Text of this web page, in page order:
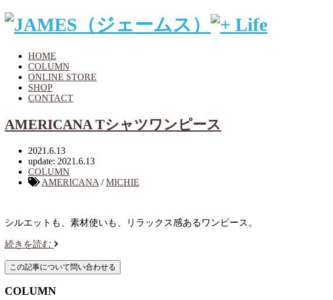
HOME
COLUMN
ONLINE STORE
SHOP
CONTACT
AMERICANA Tシャツワンピース
2021.6.13
update: 2021.6.13
COLUMN
AMERICANA /MICHIE
シルエットも、素材使いも、リラックス感あるワンピース。
続きを読む
COLUMN